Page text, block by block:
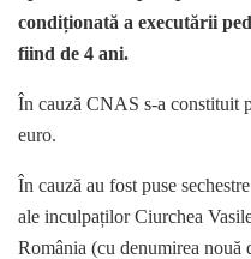
condiționată a executării
fiind de 4 ani.
În cauză CNAS s-a constituit
euro.
În cauză au fost puse
ale inculpaților Ciurchea
România (cu denumirea nouă